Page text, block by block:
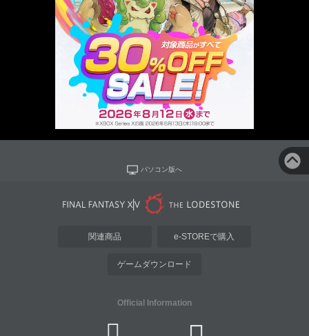
パソコン版へ
関連商品 e-STOREで購入
ゲームダウンロード
Official Information